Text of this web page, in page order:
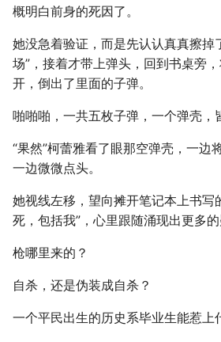
概明白前身的死因了。
她没急着验证，而是先认认真真擦掉
场”，接着才带上弹头，回到书桌旁
开，倒出了里面的子弹。
啪啪啪，一共五枚子弹，一个弹壳，
“果然”柯蕾雅看了眼那空弹壳，一边
一边微微点头。
她视线左移，望向摊开笔记本上书写
死，包括我”，心里跟随涌现出更多的
枪哪里来的？
自杀，还是伪装成自杀？
一个平民出生的历史系毕业生能惹上